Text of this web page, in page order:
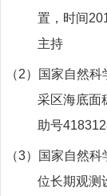
置，时间
主持
（2）
国家自然科
采区海底面
助号
（3）
国家自然科
位长期观测